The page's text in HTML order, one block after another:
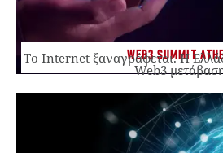
WEB3 SUMMIT
Το Internet ξαναγράφεται. Η
Web3